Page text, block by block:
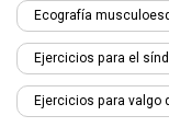
Ecografía
Ejercicios para el
Ejercicios para valgo